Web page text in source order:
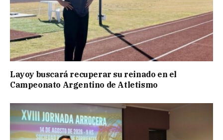
Layoy buscará recuperar su reinado en el
Campeonato Argentino de Atletismo